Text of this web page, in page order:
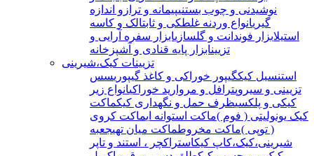
نوشیدنی و چوب بستنیپیمانه و ترازو اندازه
گیریانواع وردنه غلطکی و ثابتالک و کاسه
استیلابزار فوندانت و گلسازیابزار سفره آرایی و
تزیینابزار پایه قنادی و آشپزخانه
تزیینات کیک،شیرینی
استنسیل کیکگیپور خوراکی و کاغذ گیپوریسس
تزیینی و سیروپترافل و مروارید خوراکیانواع زیر
کیکی و پلکسیظرف حمل و نگهداری کیکماکت
کیک یونولیتی ( فوم )ماکت استوانه ایماکت کروی
( توپی )ماکت مخروطماکت میان تهیجعبه
شیرینی،کیک،کاپ کیکاستراکچر ، استند و تاپر